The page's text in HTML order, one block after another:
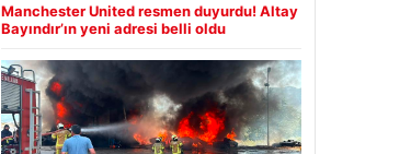
Manchester United resmen duyurdu! Altay
Bayındır’ın yeni adresi belli oldu